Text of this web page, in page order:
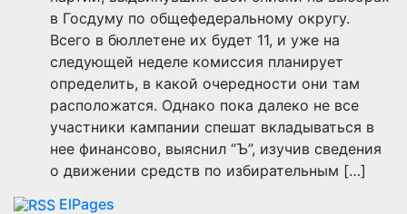
в Госдуму по общефедеральному округу.
Всего в бюллетене их будет 11, и уже на
следующей неделе комиссия планирует
определить, в какой очередности они там
расположатся. Однако пока далеко не все
участники кампании спешат вкладываться в
нее финансово, выяснил “Ъ”, изучив сведения
о движении средств по избирательным […]
ElPages